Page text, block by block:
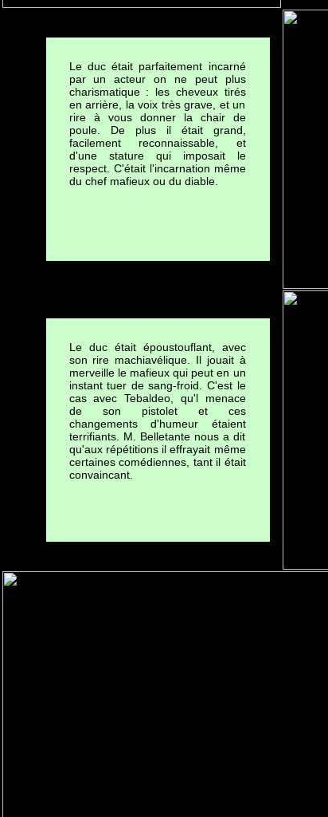
Le duc était parfaitement incarné
par un acteur on ne peut plus
charismatique : les cheveux tirés
en arrière, la voix très grave, et un
rire à vous donner la chair de
poule. De plus il était grand,
facilement reconnaissable, et
d'une stature qui imposait le
respect. C'était l'incarnation même
du chef mafieux ou du diable.
Le duc était époustouflant, avec
son rire machiavélique. Il jouait à
merveille le mafieux qui peut en un
instant tuer de sang-froid. C'est le
cas avec Tebaldeo, qu'l menace
de son pistolet et ces
changements d'humeur étaient
terrifiants. M. Belletante nous a dit
qu'aux répétitions il effrayait même
certaines comédiennes, tant il était
convaincant.